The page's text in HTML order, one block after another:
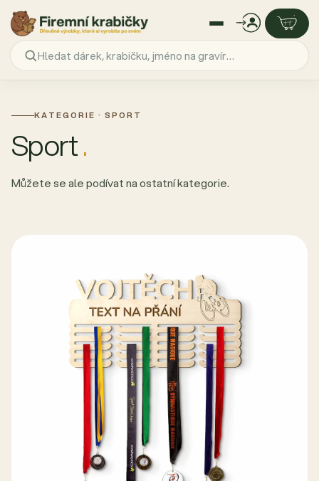
obsah KATEGORIE · SPORT
Sport.
Můžete se ale podívat na ostatní kategorie.